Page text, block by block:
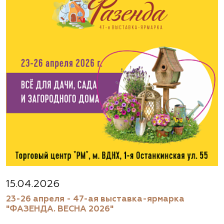
(495) 133-1097
www.flos.ru
Агрофирма «Флос»
Московская область, г. Старая Купавна,
Акрихиновское шоссе, д. 10
Агрофирма «Флос»
Московская область, Ногинский р-н
(495) 133-1097
15.04.2026
23-26 апреля - 47-ая выставка-ярмарка
"ФАЗЕНДА. ВЕСНА 2026"